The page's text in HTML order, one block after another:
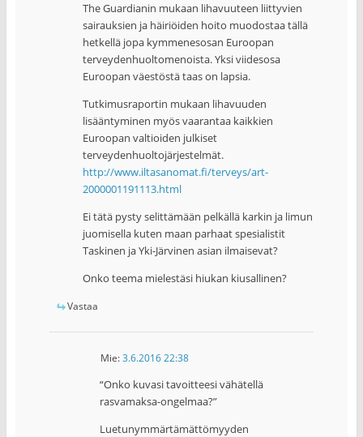
The Guardianin mukaan lihavuuteen liittyvien
sairauksien ja häiriöiden hoito muodostaa tällä
hetkellä jopa kymmenesosan Euroopan
terveydenhuoltomenoista. Yksi viidesosa
Euroopan väestöstä taas on lapsia.
Tutkimusraportin mukaan lihavuuden
lisääntyminen myös vaarantaa kaikkien
Euroopan valtioiden julkiset
terveydenhuoltojärjestelmät.
http://www.iltasanomat.fi/terveys/art-
2000001191113.html
Ei tätä pysty selittämään pelkällä karkin ja limun
juomisella kuten maan parhaat spesialistit
Taskinen ja Yki-Järvinen asian ilmaisevat?
Onko teema mielestäsi hiukan kiusallinen?
Vastaa
Mie:3.6.2016 22:38
“Onko kuvasi tavoitteesi vähätellä
rasvamaksa-ongelmaa?”
Luetunymmärtämättömyyden